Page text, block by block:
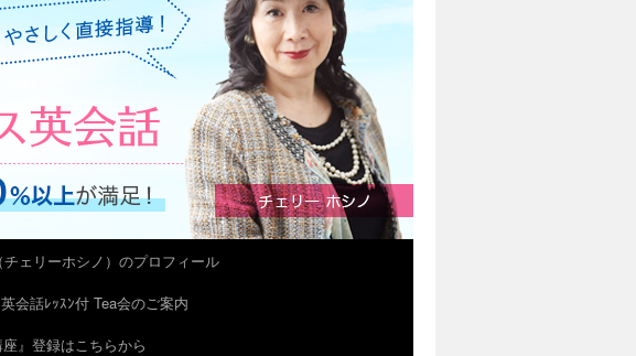
ェリーホシノ）のプロフィール
会話ﾚｯｽﾝ付 Tea会のご案内
』登録はこちらから